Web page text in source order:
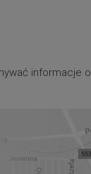
informacje